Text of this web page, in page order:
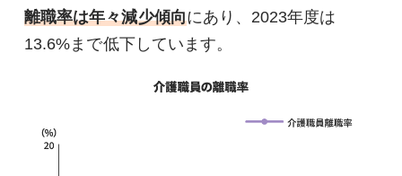
離職率は年々減少傾向にあり、2023年度は
13.6%まで低下しています。